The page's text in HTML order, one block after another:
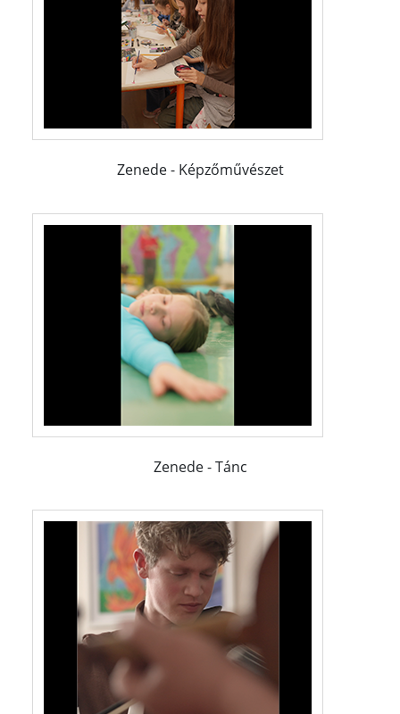
Zenede - Képzőművészet
Zenede - Tánc